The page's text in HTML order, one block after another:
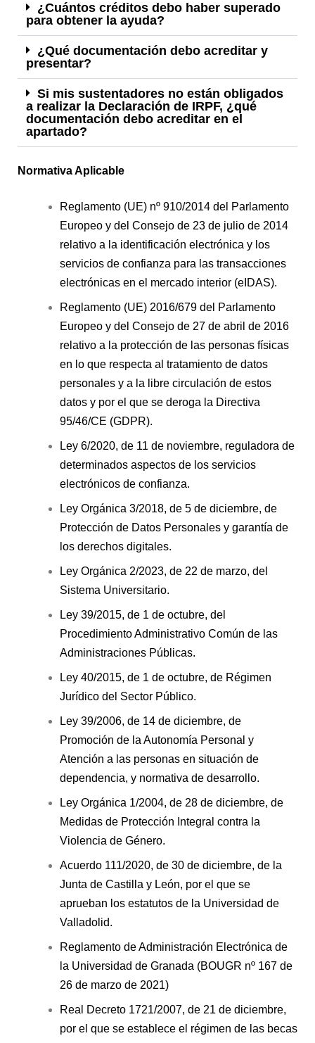
¿Cuántos créditos debo haber superado
para obtener la ayuda?
¿Qué documentación debo acreditar y
presentar?
Si mis sustentadores no están obligados
a realizar la Declaración de IRPF, ¿qué
documentación debo acreditar en el
apartado?
Normativa Aplicable
Reglamento (UE) nº 910/2014 del Parlamento
Europeo y del Consejo de 23 de julio de 2014
relativo a la identificación electrónica y los
servicios de confianza para las transacciones
electrónicas en el mercado interior (eIDAS).
Reglamento (UE) 2016/679 del Parlamento
Europeo y del Consejo de 27 de abril de 2016
relativo a la protección de las personas físicas
en lo que respecta al tratamiento de datos
personales y a la libre circulación de estos
datos y por el que se deroga la Directiva
95/46/CE (GDPR).
Ley 6/2020, de 11 de noviembre, reguladora de
determinados aspectos de los servicios
electrónicos de confianza.
Ley Orgánica 3/2018, de 5 de diciembre, de
Protección de Datos Personales y garantía de
los derechos digitales.
Ley Orgánica 2/2023, de 22 de marzo, del
Sistema Universitario.
Ley 39/2015, de 1 de octubre, del
Procedimiento Administrativo Común de las
Administraciones Públicas.
Ley 40/2015, de 1 de octubre, de Régimen
Jurídico del Sector Público.
Ley 39/2006, de 14 de diciembre, de
Promoción de la Autonomía Personal y
Atención a las personas en situación de
dependencia, y normativa de desarrollo.
Ley Orgánica 1/2004, de 28 de diciembre, de
Medidas de Protección Integral contra la
Violencia de Género.
Acuerdo 111/2020, de 30 de diciembre, de la
Junta de Castilla y León, por el que se
aprueban los estatutos de la Universidad de
Valladolid.
Reglamento de Administración Electrónica de
la Universidad de Granada (BOUGR nº 167 de
26 de marzo de 2021)
Real Decreto 1721/2007, de 21 de diciembre,
por el que se establece el régimen de las becas